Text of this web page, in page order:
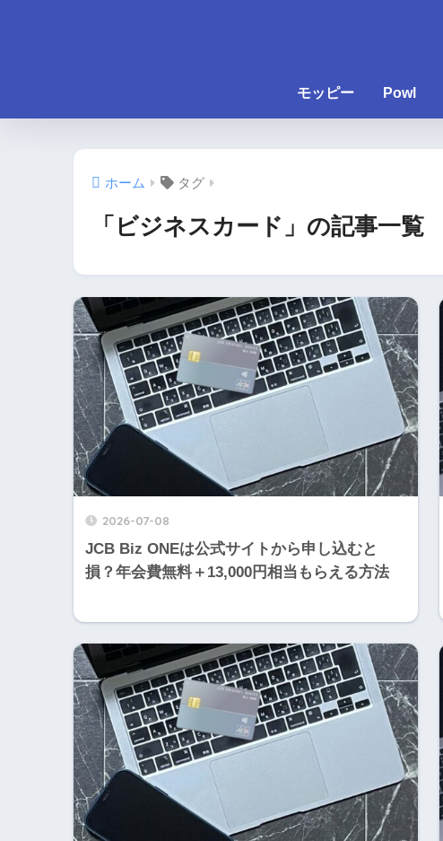
モッピー Powl
ホーム タグ
「ビジネスカード」の記事一覧
2026-07-08
JCB Biz ONEは公式サイトから申し込むと
損？年会費無料＋13,000円相当もらえる方法